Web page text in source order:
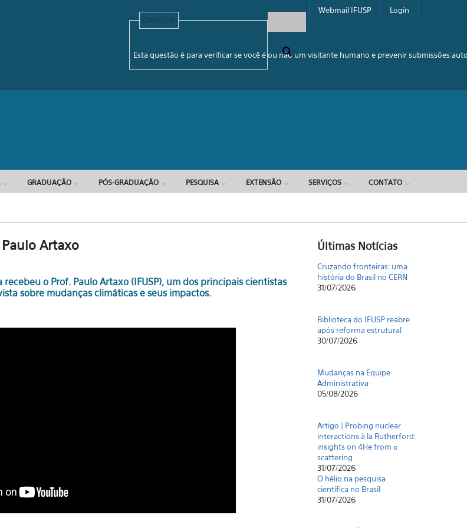
Formulário de busca
CAPTCHA
Esta questão é para verificar se você é ou não um visitante humano e prevenir submissões
Webmail IFUSP Login
GRADUAÇÃO PÓS-GRADUAÇÃO PESQUISA EXTENSÃO SERVIÇOS CONTATO
Artaxo
o Prof. Paulo Artaxo (IFUSP), um dos principais cientistas
sobre mudanças climáticas e seus impactos.
Últimas Notícias
Cruzando fronteiras: uma
história do Brasil no CERN
31/07/2026
Biblioteca do IFUSP reabre
após reforma estrutural
30/07/2026
Mudanças na Equipe
Administrativa
05/08/2026
Artigo | Probing nuclear
interactions à la Rutherford:
insights on 4He from α
scattering
31/07/2026
O hélio na pesquisa
científica no Brasil
31/07/2026